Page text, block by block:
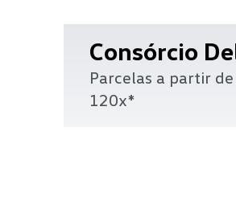
Consórcio
Parcelas a partir de
120x*